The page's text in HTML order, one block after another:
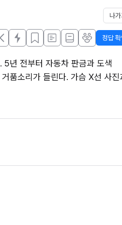
나가
정답 확
년 전부터 자동차 판금과 도색
품소리가 들린다. 가슴 X선 사진